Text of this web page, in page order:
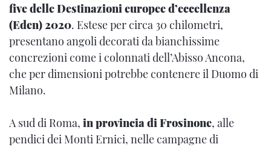
five delle Destinazioni europee d’eccellenza
(Eden) 2020. Estese per circa 30 chilometri,
presentano angoli decorati da bianchissime
concrezioni come i colonnati dell’Abisso Ancona,
che per dimensioni potrebbe contenere il Duomo di
Milano.
A sud di Roma, in provincia di Frosinone, alle
pendici dei Monti Ernici, nelle campagne di